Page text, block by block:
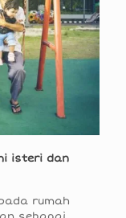
isteri dan
rumah